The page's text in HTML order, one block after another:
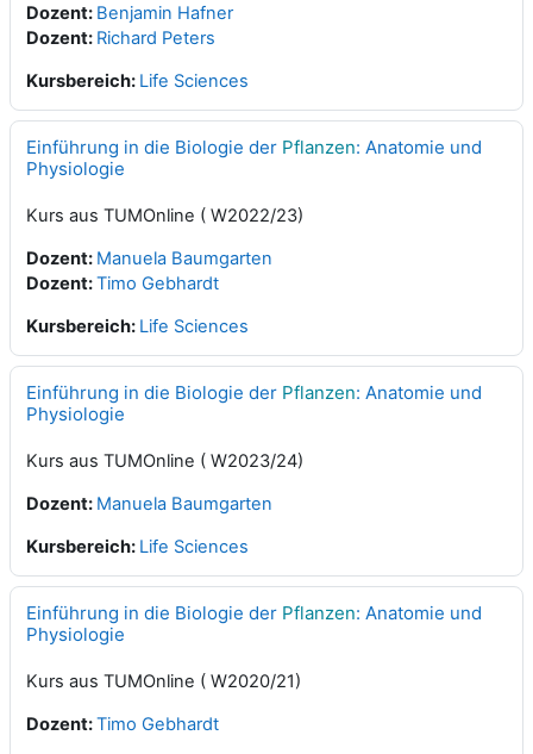
Dozent: Benjamin Hafner
Dozent: Richard Peters
Kursbereich: Life Sciences
Einführung in die Biologie der Pflanzen: Anatomie und
Physiologie
Kurs aus TUMOnline ( W2022/23)
Dozent: Manuela Baumgarten
Dozent:Timo Gebhardt
Kursbereich: Life Sciences
Einführung in die Biologie der Pflanzen: Anatomie und
Physiologie
Kurs aus TUMOnline ( W2023/24)
Dozent: Manuela Baumgarten
Kursbereich: Life Sciences
Einführung in die Biologie der Pflanzen: Anatomie und
Physiologie
Kurs aus TUMOnline ( W2020/21)
Dozent:Timo Gebhardt